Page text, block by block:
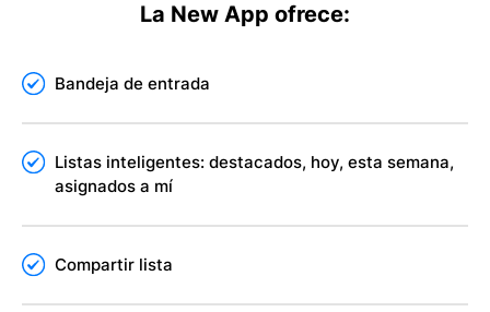
La New App ofrece:
Bandeja de entrada
Listas inteligentes: destacados, hoy, esta semana,
asignados a mí
Compartir lista